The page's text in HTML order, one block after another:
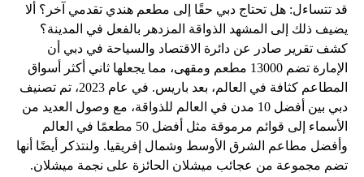
قد تتساءل: هل تحتاج دبي حقًا إلى مطعم هندي تقدمي آخر؟ ألا
يضيف ذلك إلى المشهد الذواقة المزدهر بالفعل في المدينة؟
كشف تقرير صادر عن دائرة الاقتصاد والسياحة في دبي أن
الإمارة تضم 13000 مطعم ومقهى، مما يجعلها ثاني أكثر أسواق
المطاعم كثافة في العالم، بعد باريس. في عام 2023، تم تصنيف
دبي بين أفضل 10 مدن في العالم للذواقة، مع وصول العديد من
الأسماء إلى قوائم مرموقة مثل أفضل 50 مطعمًا في العالم
وأفضل مطاعم الشرق الأوسط وشمال إفريقيا. ولنتذكر أيضًا أنها
تضم ​​مجموعة من عجائب ميشلان الحائزة على نجمة ميشلان.